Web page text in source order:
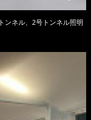
ンネル、2号トンネル照明